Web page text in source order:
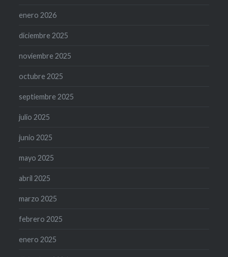
enero 2026
diciembre 2025
noviembre 2025
octubre 2025
septiembre 2025
julio 2025
junio 2025
mayo 2025
abril 2025
marzo 2025
febrero 2025
enero 2025